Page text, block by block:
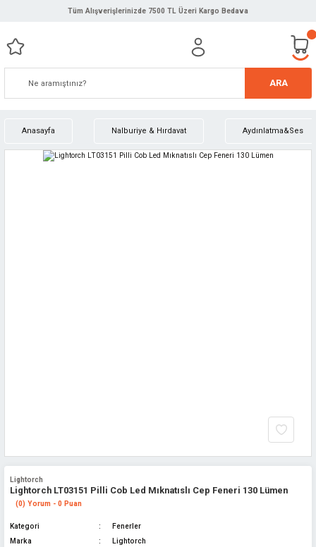
Tüm Alışverişlerinizde 7500 TL Üzeri Kargo Bedava
ARA
Anasayfa Nalburiye & Hırdavat Aydınlatma&Ses
Lightorch
Lightorch LT03151 Pilli Cob Led Mıknatıslı Cep Feneri 130 Lümen
(0) Yorum - 0 Puan
Kategori
Fenerler
Marka
Lightorch